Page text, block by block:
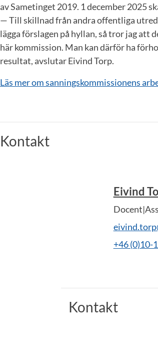
av Sametinget 2019. 1 december 2025
— Till skillnad från andra offentliga
lägga förslagen på hyllan, så tror jag att
här kommission. Man kan därför ha
resultat, avslutar Eivind Torp.
Läs mer om sanningskommissionens
Kontakt
Eivind
+46 (0)10-
Kontakt